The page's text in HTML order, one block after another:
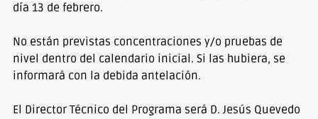
día 13 de febrero.
No están previstas concentraciones y/o pruebas de
nivel dentro del calendario inicial. Si las hubiera, se
informará con la debida antelación.
El Director Técnico del Programa será D. Jesús Quevedo